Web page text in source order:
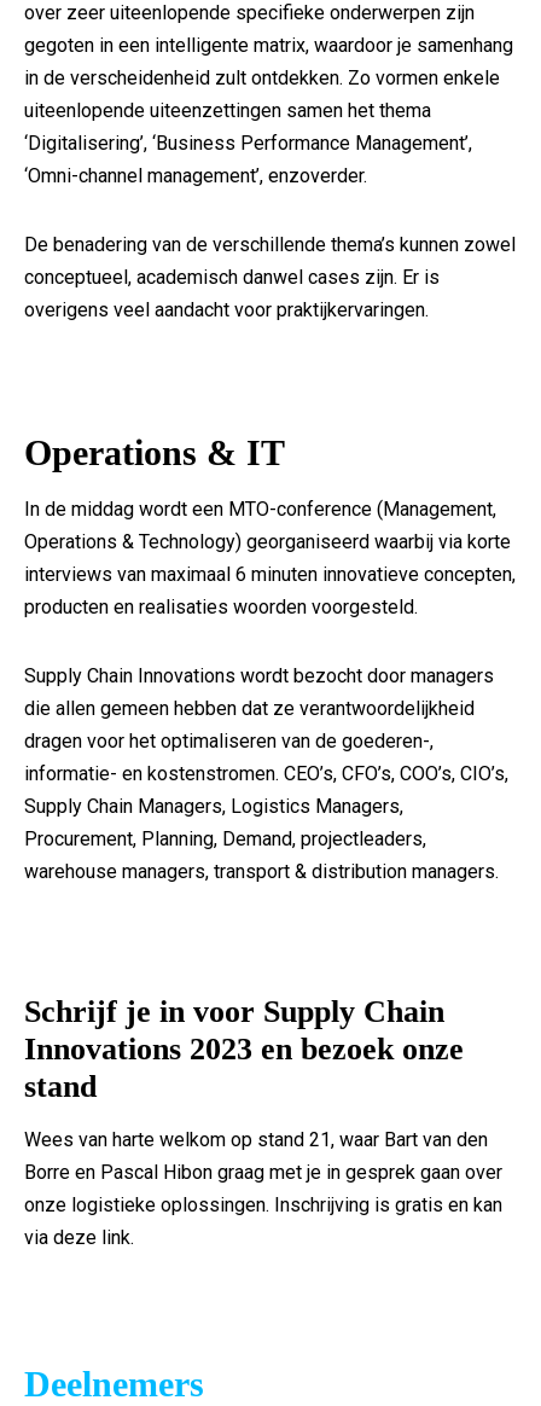
over zeer uiteenlopende specifieke onderwerpen zijn
gegoten in een intelligente matrix, waardoor je samenhang
in de verscheidenheid zult ontdekken. Zo vormen enkele
uiteenlopende uiteenzettingen samen het thema
‘Digitalisering’, ‘Business Performance Management’,
‘Omni-channel management’, enzoverder.
De benadering van de verschillende thema’s kunnen zowel
conceptueel, academisch danwel cases zijn. Er is
overigens veel aandacht voor praktijkervaringen.
Operations & IT
In de middag wordt een MTO-conference (Management,
Operations & Technology) georganiseerd waarbij via korte
interviews van maximaal 6 minuten innovatieve concepten,
producten en realisaties woorden voorgesteld.
Supply Chain Innovations wordt bezocht door managers
die allen gemeen hebben dat ze verantwoordelijkheid
dragen voor het optimaliseren van de goederen-,
informatie- en kostenstromen. CEO’s, CFO’s, COO’s, CIO’s,
Supply Chain Managers, Logistics Managers,
Procurement, Planning, Demand, projectleaders,
warehouse managers, transport & distribution managers.
Schrijf je in voor Supply Chain
Innovations 2023 en bezoek onze
stand
Wees van harte welkom op stand 21, waar Bart van den
Borre en Pascal Hibon graag met je in gesprek gaan over
onze logistieke oplossingen. Inschrijving is gratis en kan
via deze link.
Deelnemers